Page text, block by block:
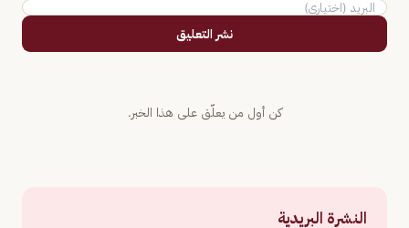
نشر التعليق
كن أول من يعلّق على هذا الخبر.
النشرة البريدية